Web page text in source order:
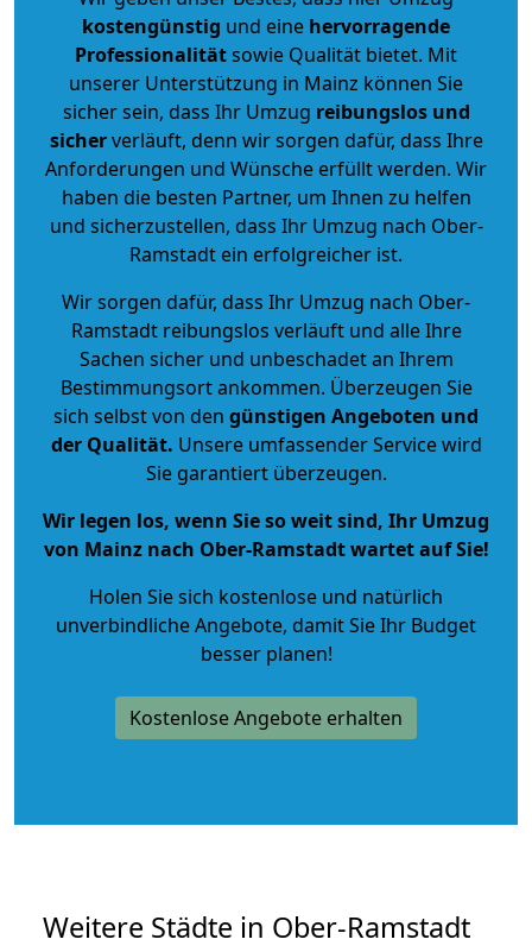
kostengünstig und eine hervorragende
Professionalitätsowie Qualität bietet. Mit
unserer Unterstützung in Mainz können Sie
sicher sein, dass Ihr Umzug reibungslos und
sicherverläuft, denn wir sorgen dafür, dass Ihre
Anforderungen und Wünsche erfüllt werden. Wir
haben die besten Partner, um Ihnen zu helfen
und sicherzustellen, dass Ihr Umzug nach Ober-
Ramstadt ein erfolgreicher ist.
Wir sorgen dafür, dass Ihr Umzug nach Ober-
Ramstadt reibungslos verläuft und alle Ihre
Sachen sicher und unbeschadet an Ihrem
Bestimmungsort ankommen. Überzeugen Sie
sich selbst von den günstigen Angeboten und
der Qualität. Unsere umfassender Service wird
Sie garantiert überzeugen.
Wir legen los, wenn Sie so weit sind, Ihr Umzug
von Mainz nach Ober-Ramstadt wartet auf Sie!
Holen Sie sich kostenlose und natürlich
unverbindliche Angebote, damit Sie Ihr Budget
besser planen!
Kostenlose Angebote erhalten
Weitere Städte in Ober-Ramstadt